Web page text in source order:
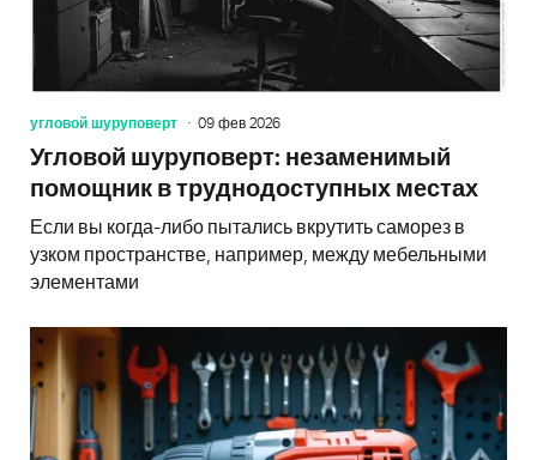
угловой шуруповерт 09 фев 2026
Угловой шуруповерт: незаменимый
помощник в труднодоступных местах
Если вы когда-либо пытались вкрутить саморез в
узком пространстве, например, между мебельными
элементами